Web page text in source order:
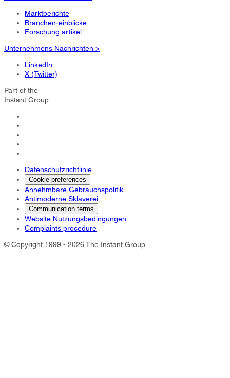
Marktberichte
Branchen-einblicke
Forschung artikel
Unternehmens Nachrichten >
LinkedIn
X (Twitter)
Part of the
Instant Group
Datenschutzrichtlinie
Cookie preferences
Annehmbare Gebrauchspolitik
Antimoderne Sklaverei
Communication terms
Website Nutzungsbedingungen
Complaints procedure
© Copyright 1999 - 2026 The Instant Group